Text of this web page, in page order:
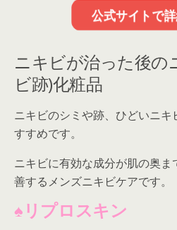
公式サイトで
ニキビが治った後の
ビ跡)化粧品
ニキビのシミや跡、ひどいニ
すすめです。
ニキビに有効な成分が肌の奥
善するメンズニキビケアです。
♠リプロスキン